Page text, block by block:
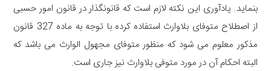
بنماید. یادآوری این نکته لازم است که قانونگذار در قانون امور حسبی
از اصطلاح متوفای بلاوارث استفاده کرده با توجه به ماده 327 قانون
مذکور معلوم می شود که منظور متوفای مجهول الوارث می باشد که
البته احکام آن در مورد متوفی بلاوارث نیز جاری است.